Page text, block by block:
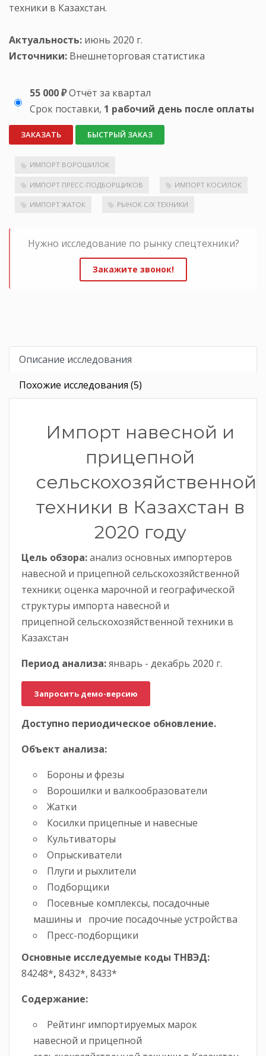
техники в Казахстан.
Актуальность: июнь 2020 г.
Источники: Внешнеторговая статистика
55 000 ₽Отчёт за квартал
Срок поставки, 1 рабочий день после оплаты
ЗАКАЗАТЬ БЫСТРЫЙ ЗАКАЗ
ИМПОРТ ВОРОШИЛОК
ИМПОРТ ПРЕСС-ПОДБОРЩИКОВ ИМПОРТ КОСИЛОК
ИМПОРТ ЖАТОК РЫНОК С/Х ТЕХНИКИ
Нужно исследование по рынку спецтехники?
Закажите звонок!
Описание исследования
Похожие исследования (5)
Импорт навесной и
прицепной
сельскохозяйственной
техники в Казахстан в
2020 году
Цель обзора:анализ основных импортеров
навесной и прицепной сельскохозяйственной
техники; оценка марочной и географической
структуры импорта навесной и
прицепной сельскохозяйственной техники в
Казахстан
Период анализа:январь - декабрь 2020 г.
Запросить демо-версию
Доступно периодическое обновление.
Объект анализа:
Бороны и фрезы
Ворошилки и валкообразователи
Жатки
Косилки прицепные и навесные
Культиваторы
Опрыскиватели
Плуги и рыхлители
Подборщики
Посевные комплексы, посадочные
машины и прочие посадочные устройства
Пресс-подборщики
Основные исследуемые коды ТНВЭД:
84248*, 8432*, 8433*
Содержание:
Рейтинг импортируемых марок
навесной и прицепной